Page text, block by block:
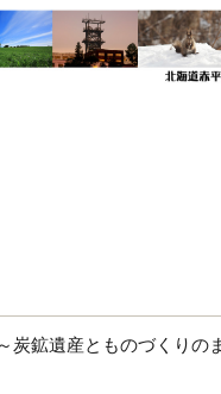
炭鉱遺産とものづくりの